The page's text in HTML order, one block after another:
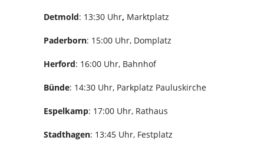
Detmold: 13:30 Uhr, Marktplatz
Paderborn: 15:00 Uhr, Domplatz
Herford: 16:00 Uhr, Bahnhof
Bünde: 14:30 Uhr, Parkplatz Pauluskirche
Espelkamp: 17:00 Uhr, Rathaus
Stadthagen: 13:45 Uhr, Festplatz